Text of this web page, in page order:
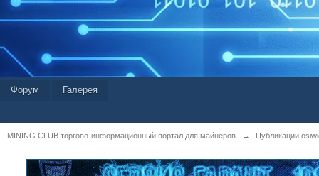
Форум Галерея
MINING CLUB торгово-информационный портал для майнеров → Публикации